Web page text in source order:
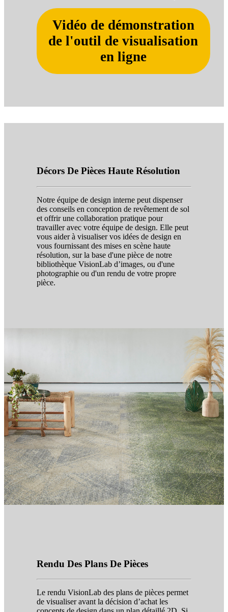
Vidéo de démonstration
de l'outil de visualisation
en ligne
Décors De Pièces Haute Résolution
Notre équipe de design interne peut dispenser
des conseils en conception de revêtement de sol
et offrir une collaboration pratique pour
travailler avec votre équipe de design. Elle peut
vous aider à visualiser vos idées de design en
vous fournissant des mises en scène haute
résolution, sur la base d'une pièce de notre
bibliothèque VisionLab d’images, ou d'une
photographie ou d'un rendu de votre propre
pièce.
Rendu Des Plans De Pièces
Le rendu VisionLab des plans de pièces permet
de visualiser avant la décision d’achat les